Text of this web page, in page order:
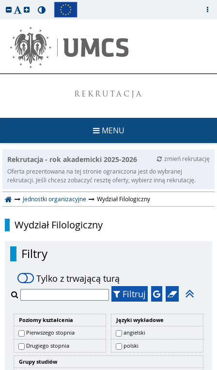
REKRUTACJA
MENU
Rekrutacja - rok akademicki 2025-2026
zmień rekrutację
Oferta prezentowana na tej stronie ograniczona jest do wybranej
rekrutacji. Jeśli chcesz zobaczyć resztę oferty, wybierz inną rekrutację.
Jednostki organizacyjne Wydział Filologiczny
Wydział Filologiczny
Filtry
Tylko z trwającą turą
Filtruj
Poziomy kształcenia
Pierwszego stopnia
Drugiego stopnia
Języki wykładowe
angielski
polski
Grupy studiów